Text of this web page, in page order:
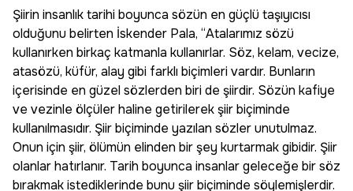
Şiirin insanlık tarihi boyunca sözün en güçlü taşıyıcısı
olduğunu belirten İskender Pala, “Atalarımız sözü
kullanırken birkaç katmanla kullanırlar. Söz, kelam, vecize,
atasözü, küfür, alay gibi farklı biçimleri vardır. Bunların
içerisinde en güzel sözlerden biri de şiirdir. Sözün kafiye
ve vezinle ölçüler haline getirilerek şiir biçiminde
kullanılmasıdır. Şiir biçiminde yazılan sözler unutulmaz.
Onun için şiir, ölümün elinden bir şey kurtarmak gibidir. Şiir
olanlar hatırlanır. Tarih boyunca insanlar geleceğe bir söz
bırakmak istediklerinde bunu şiir biçiminde söylemişlerdir.